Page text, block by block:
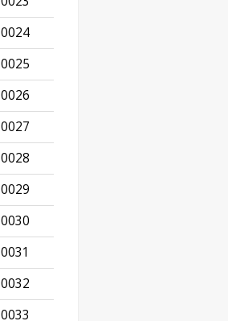
0024
0025
0026
0027
0028
0029
0030
0031
0032
0033